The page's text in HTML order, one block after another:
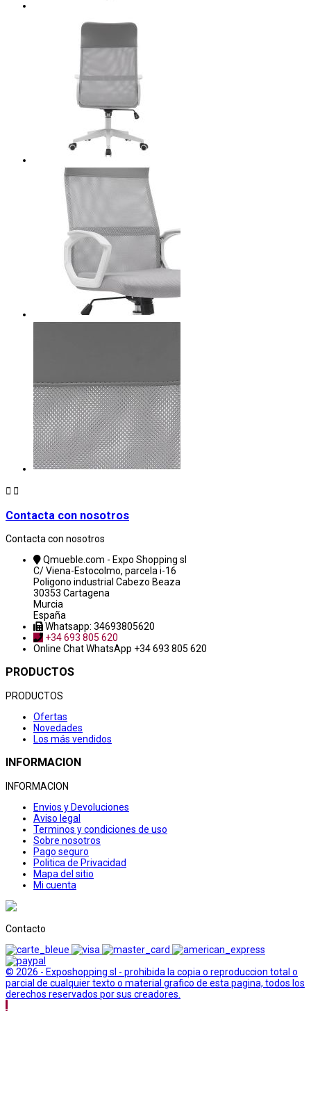
 
Contacta con nosotros
Contacta con nosotros
Qmueble.com - Expo Shopping sl
C/ Viena-Estocolmo, parcela i-16
Poligono industrial Cabezo Beaza
30353 Cartagena
Murcia
España
Whatsapp: 34693805620
+34 693 805 620
Online ChatWhatsApp +34 693 805 620
PRODUCTOS
PRODUCTOS
Ofertas
Novedades
Los más vendidos
INFORMACION
INFORMACION
Envios y Devoluciones
Aviso legal
Terminos y condiciones de uso
Sobre nosotros
Pago seguro
Politica de Privacidad
Mapa del sitio
Mi cuenta
Contacto
© 2026 - Exposhopping sl - prohibida la copia o reproduccion total o
parcial de cualquier texto o material grafico de esta pagina, todos los
derechos reservados por sus creadores.